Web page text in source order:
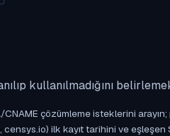
kullanılmadığını
çözümleme isteklerini
ilk kayıt tarihini ve eşleşen